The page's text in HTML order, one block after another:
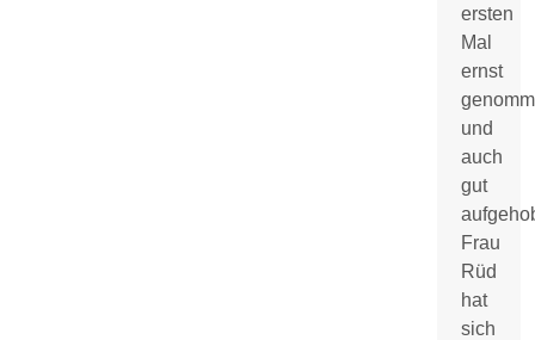
ersten
Mal
ernst
und
auch
gut
Frau
Rüd
hat
sich